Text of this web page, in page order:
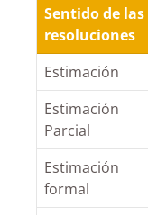
Sentido de las
resoluciones
Estimación
Estimación
Parcial
Estimación
formal